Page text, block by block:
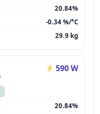
20.84%
-0.34 %/°C
29.9 kg
590 W
20.84%